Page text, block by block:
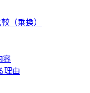
（乗換）
容
理由